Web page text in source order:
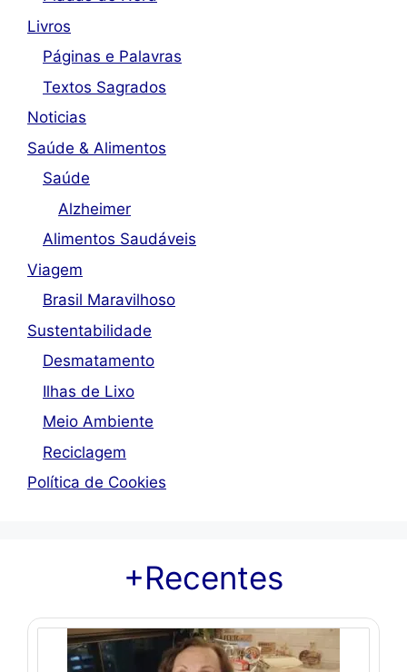
Livros
Páginas e Palavras
Textos Sagrados
Noticias
Saúde & Alimentos
Saúde
Alzheimer
Alimentos Saudáveis
Viagem
Brasil Maravilhoso
Sustentabilidade
Desmatamento
Ilhas de Lixo
Meio Ambiente
Reciclagem
Política de Cookies
+Recentes